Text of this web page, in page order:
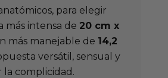
para elegir
más intensa de 20 cm x
más manejable de 14,2
versátil, sensual y
la complicidad.